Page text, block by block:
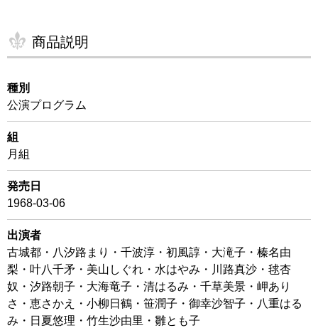
商品説明
種別
公演プログラム
組
月組
発売日
1968-03-06
出演者
古城都・八汐路まり・千波淳・初風諄・大滝子・榛名由
梨・叶八千矛・美山しぐれ・水はやみ・川路真沙・毬杏
奴・汐路朝子・大海竜子・清はるみ・千草美景・岬あり
さ・恵さかえ・小柳日鶴・笹潤子・御幸沙智子・八重はる
み・日夏悠理・竹生沙由里・雛とも子